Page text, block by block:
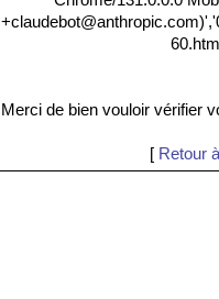
Merci de bien vouloir vérifier
[ Retour